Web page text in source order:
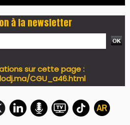
à la newsletter
sur cette page :
CGU_a46.html